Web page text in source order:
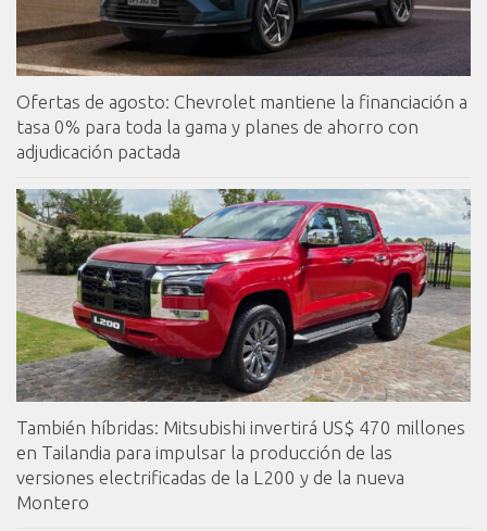
Ofertas de agosto: Chevrolet mantiene la financiación a
tasa 0% para toda la gama y planes de ahorro con
adjudicación pactada
También híbridas: Mitsubishi invertirá US$ 470 millones
en Tailandia para impulsar la producción de las
versiones electrificadas de la L200 y de la nueva
Montero